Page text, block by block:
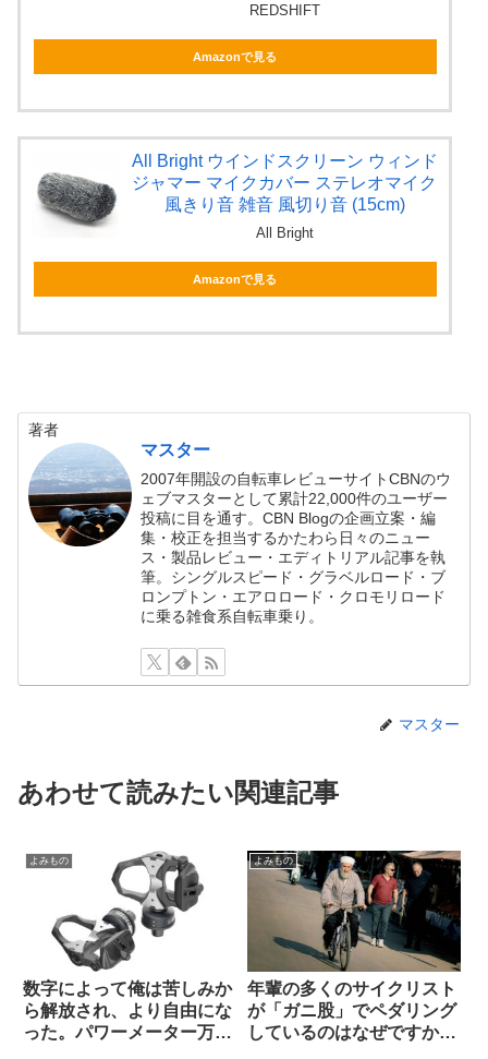
REDSHIFT
Amazonで見る
All Bright ウインドスクリーン ウィンド
ジャマー マイクカバー ステレオマイク
風きり音 雑音 風切り音 (15cm)
All Bright
Amazonで見る
著者
マスター
2007年開設の自転車レビューサイトCBNのウ
ェブマスターとして累計22,000件のユーザー
投稿に目を通す。CBN Blogの企画立案・編
集・校正を担当するかたわら日々のニュー
ス・製品レビュー・エディトリアル記事を執
筆。シングルスピード・グラベルロード・ブ
ロンプトン・エアロロード・クロモリロード
に乗る雑食系自転車乗り。
マスター
あわせて読みたい関連記事
よみもの
数字によって俺は苦しみか
ら解放され、より自由にな
った。パワーメーター万
よみもの
年輩の多くのサイクリスト
が「ガニ股」でペダリング
しているのはなぜですか